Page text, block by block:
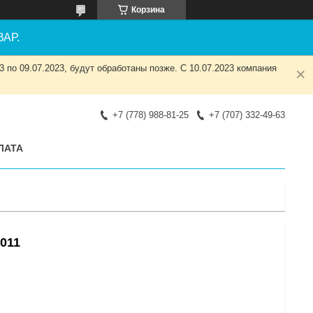
Корзина
09.07.2023, будут обработаны позже. С 10.07.2023 компания
+7 (778) 988-81-25 +7 (707) 332-49-63